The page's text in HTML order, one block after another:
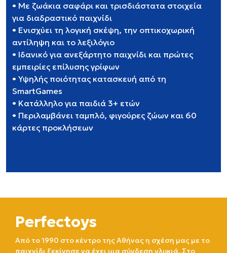
• Με ζωάκια σαφάρι και τρισδιάστατα στοιχεία
για διαδραστικό παιχνίδι
• Ενισχύει τη λογική σκέψη, την οπτικοχωρική
αντίληψη και το λεξιλόγιο
• Ιδανικό για ανεξάρτητο παιχνίδι και πρώτες
εμπειρίες επίλυσης γρίφων
• Υψηλής ποιότητας κατασκευή από τη
SmartGames
• Κατάλληλο για παιδιά 3+ ετών
• Περιλαμβάνει ταμπλό, φιγούρες ζώων και 60
κάρτες προκλήσεων
Perfectoys
Από το 1990 στο κέντρο της Αθήνας η σχέση μας με το
παιχνίδι ξεκίνησε να έχει μια σύνδεση γλυκιά. Στο